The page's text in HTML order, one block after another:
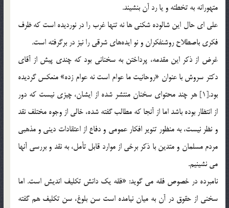
متهورانه به تخطئه و يا رد آن بنشيند.
علي اي حال اين شالوده شكني ها نه تنها غرب را در نورديده است كه ظرف
فكري باصطلاح روشنفكران و نو ايده‎هاي شرقي را نيز در برگرفته است.
غرض از ذكر اين مقدمه، پرداختن به سخناني بود كه چندي پيش از آقاي
دكتر سروش با عنوان «روحانيت ما عوام است نه عوام زده» منعكس گرديده
بود.[1] هر چند محتواي سخنان منتشر شده از ايشان، چيزي نيست كه دور
از انتظار بوده باشد اما از آنجا كه مطالب گفته شده، خالي از وجوه مختلف نقد
و نظر نيست، به منظور تنوير افكار عمومي و دفاع از اعتقادات ديني و مذهبي
مردم مسلمان و متدين با ذكر برخي از موارد قابل تأمل، به نقد و بررسي آنها
مي نشينيم.
نامبرده در خصوص فقه مي گويد: «فقه يك دانش تكليف انديش است. اما
سخني از حقوق در آن به ميان نيامده است سن بلوغ، سن تكليف هم گفته